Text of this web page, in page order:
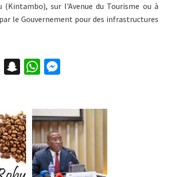
sur l'Avenue du Tourisme ou à
le Gouvernement pour des infrastructures
Li
n
dI
n
S
n
pc
h
at
W
h
sA
p
p
n
ge
r